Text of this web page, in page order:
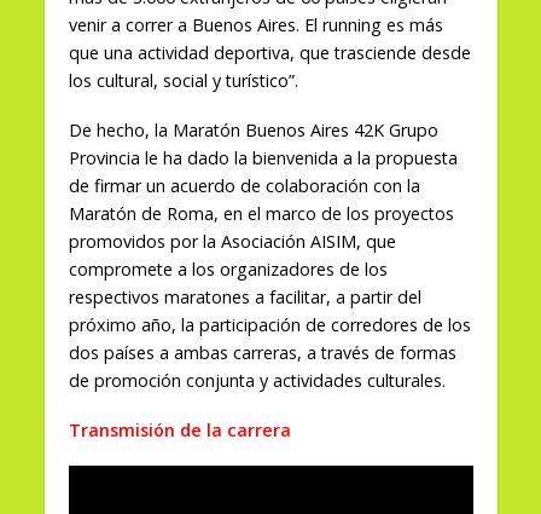
venir a correr a Buenos Aires. El running es más
que una actividad deportiva, que trasciende desde
los cultural, social y turístico”.
De hecho, la Maratón Buenos Aires 42K Grupo
Provincia le ha dado la bienvenida a la propuesta
de firmar un acuerdo de colaboración con la
Maratón de Roma, en el marco de los proyectos
promovidos por la Asociación AISIM, que
compromete a los organizadores de los
respectivos maratones a facilitar, a partir del
próximo año, la participación de corredores de los
dos países a ambas carreras, a través de formas
de promoción conjunta y actividades culturales.
Transmisión de la carrera